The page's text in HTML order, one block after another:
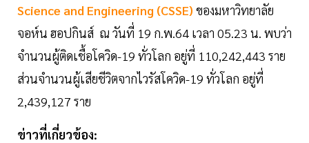
Science and Engineering (CSSE) ของมหาวิทยาลัย
จอห์น ฮอปกินส์ ณ วันที่ 19 ก.พ.64 เวลา 05.23 น. พบว่า
จำนวนผู้ติดเชื้อโควิด-19 ทั่วโลก อยู่ที่ 110,242,443 ราย
ส่วนจำนวนผู้เสียชีวิตจากไวรัสโควิด-19 ทั่วโลก อยู่ที่
2,439,127 ราย
ข่าวที่เกี่ยวข้อง: